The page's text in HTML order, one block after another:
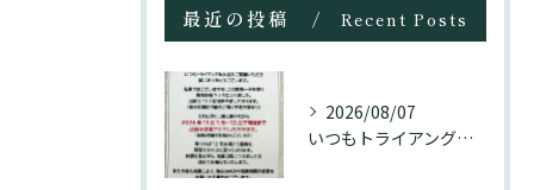
最近の投稿 Recent Posts
2026/08/07
いつもトライアングル大名をご愛顧頂き誠にありがとうございます...